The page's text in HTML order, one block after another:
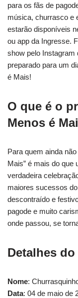
para os fãs de
música, churrasco e
estarão disponíveis
ou app da Ingresse.
show pelo Instagram
preparado para um
é Mais!
O que é o
Menos é
Para quem ainda
Mais” é mais do que
verdadeira
maiores sucessos
descontraído e
pagode e muito
onde passou, se
Detalhes
Nome:
Data: 04 de maio de